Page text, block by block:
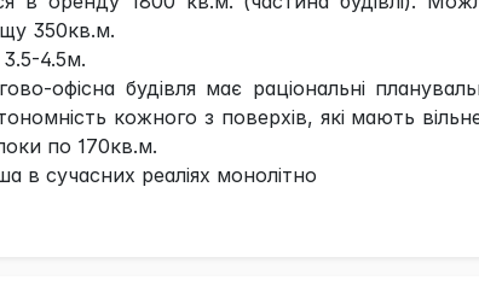
350кв.м.
3.5-4.5м.
офісна будівля має раціональні
кожного з поверхів, які мають
по 170кв.м.
в сучасних реаліях монолітно